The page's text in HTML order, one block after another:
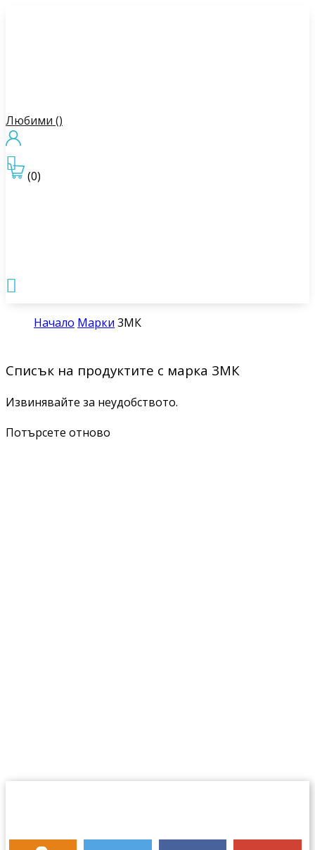
Любими ()
(0)


Начало Марки 3МК
Списък на продуктите с марка 3МК
Извинявайте за неудобството.
Потърсете отново